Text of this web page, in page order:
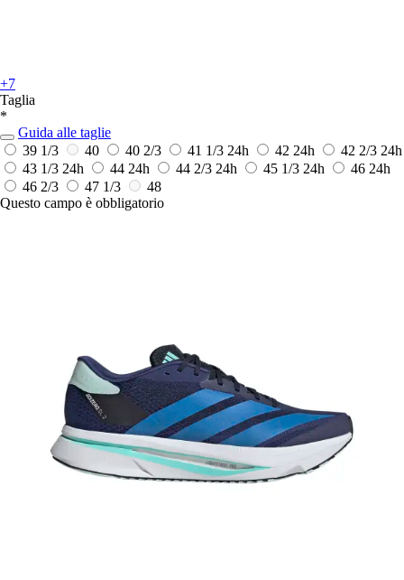
+7
Taglia
*
Guida alle taglie
39 1/3
40 40 2/3 41 1/3 24h 42 24h 42 2/3 24h
43 1/3 24h 44 24h 44 2/3 24h 45 1/3 24h 46 24h
46 2/3
47 1/3
48
Questo campo è obbligatorio